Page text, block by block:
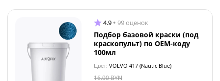
4.9 99 оценок
Подбор базовой краски (под
краскопульт) по OEM-коду
100мл
Цвет: VOLVO 417 (Nautic Blue)
16.00BYN